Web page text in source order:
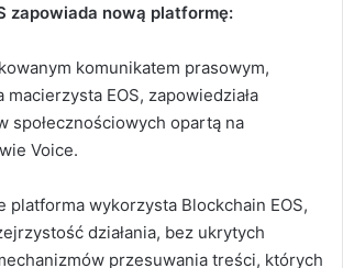
zapowiada nową platformę:
komunikatem prasowym,
macierzysta EOS, zapowiedziała
społecznościowych opartą na
Voice.
platforma wykorzysta Blockchain EOS,
działania, bez ukrytych
przesuwania treści, których